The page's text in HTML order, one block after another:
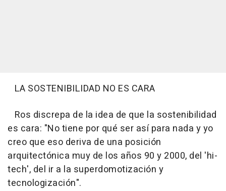
LA SOSTENIBILIDAD NO ES CARA
Ros discrepa de la idea de que la sostenibilidad
es cara: "No tiene por qué ser así para nada y yo
creo que eso deriva de una posición
arquitectónica muy de los años 90 y 2000, del 'hi-
tech', del ir a la superdomotización y
tecnologización".